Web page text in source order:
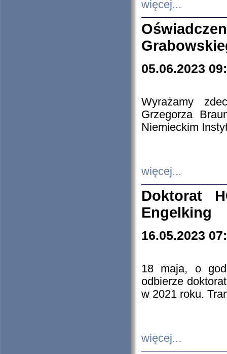
więcej...
05.06.2023
Wyrażamy
Grzegorza
Niemieckim
więcej...
Doktorat
Engelking
16.05.2023
18 maja, o
odbierze
w 2021 roku.
więcej...